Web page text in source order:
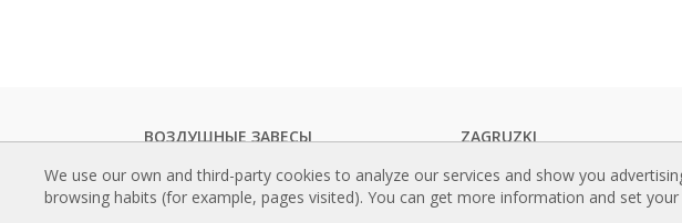
ВОЗДУШНЫЕ ЗАВЕСЫ
Стандартные Воздушные Завесы
Встраиваемые Воздушные Завесы
Декоративные, Изготавливаемые на
ZAGRUZKI
Каталоги воздушных завес
Техническая документация
We use our own and third-party cookies to analyze our services and show you
browsing habits (for example, pages visited). You can get more information and set